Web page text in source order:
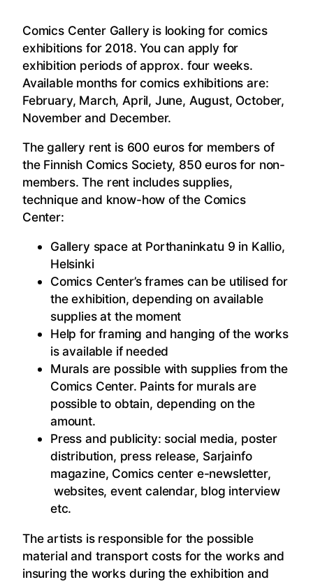
Comics Center Gallery is looking for comics
exhibitions for 2018. You can apply for
exhibition periods of approx. four weeks.
Available months for comics exhibitions are:
February, March, April, June, August, October,
November and December.
The gallery rent is 600 euros for members of
the Finnish Comics Society, 850 euros for non-
members. The rent includes supplies,
technique and know-how of the Comics
Center:
Gallery space at Porthaninkatu 9 in Kallio,
Helsinki
Comics Center’s frames can be utilised for
the exhibition, depending on available
supplies at the moment
Help for framing and hanging of the works
is available if needed
Murals are possible with supplies from the
Comics Center. Paints for murals are
possible to obtain, depending on the
amount.
Press and publicity: social media, poster
distribution, press release, Sarjainfo
magazine, Comics center e-newsletter,
websites, event calendar, blog interview
etc.
The artists is responsible for the possible
material and transport costs for the works and
insuring the works during the exhibition and